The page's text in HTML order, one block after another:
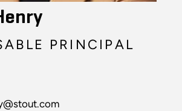
PRINCIPAL